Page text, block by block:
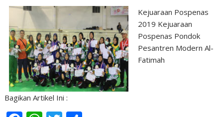
Kejuaraan Pospenas
2019 Kejuaraan
Pospenas Pondok
Pesantren Modern Al-
Fatimah
Bagikan Artikel Ini :